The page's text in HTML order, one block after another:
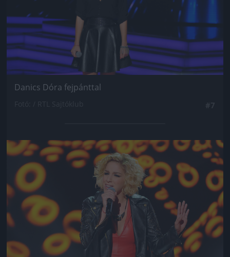
Danics Dóra fejpánttal
Jön még kép!